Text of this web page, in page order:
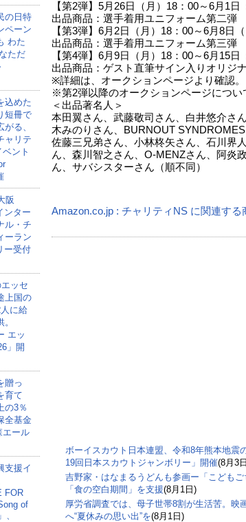
の日特
ペーン
わた
ただ
込めた
短冊で
る、
ャリテ
ント
阪
ンター
ル・チ
ーラン
ー受付
ッセ
上国の
に給
エッ
」開
贈っ
育て
の3％
全基金
エール
支援イ
FOR
of
【第2弾】5月26日（月）18：00～6月1日
出品商品：選手着用ユニフォーム第二弾
【第3弾】6月2日（月）18：00～6月8日
出品商品：選手着用ユニフォーム第三弾
【第4弾】6月9日（月）18：00～6月15日
出品商品：ゲスト直筆サイン入りオリジ
※詳細は、オークションページより確認。
※第2弾以降のオークションページについ
＜出品著名人＞
本田翼さん、武藤敬司さん、白井悠介さ
木みのりさん、BURNOUT SYNDROMES
佐藤三兄弟さん、小林柊矢さん、石川界
ん、森川智之さん、O-MENZさん、阿炎
ん、サバシスターさん（順不同）
Amazon.co.jp : チャリティNS に関連する
ボーイスカウト日本連盟、令和8年熊本地震
19回日本スカウトジャンボリー」開催(8月3
吉野家・はなまるうどんも参画ー「こども
「食の空白期間」を支援(8月1日)
厚労省調査では、母子世帯8割が生活苦。映
へ“夏休みの思い出”を(8月1日)